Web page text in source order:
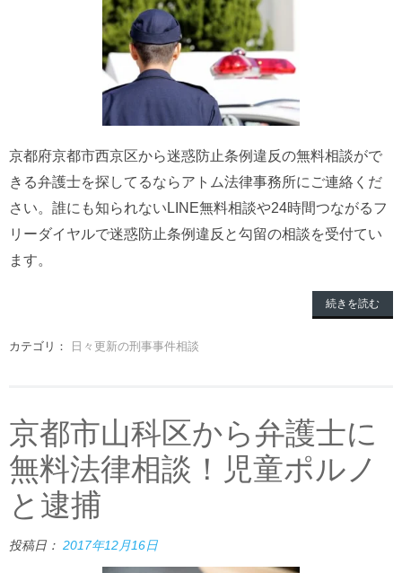
京都府京都市西京区から迷惑防止条例違反の無料相談がで
きる弁護士を探してるならアトム法律事務所にご連絡くだ
さい。誰にも知られないLINE無料相談や24時間つながるフ
リーダイヤルで迷惑防止条例違反と勾留の相談を受付てい
ます。
続きを読む
カテゴリ： 日々更新の刑事事件相談
京都市山科区から弁護士に
無料法律相談！児童ポルノ
と逮捕
投稿日： 2017年12月16日